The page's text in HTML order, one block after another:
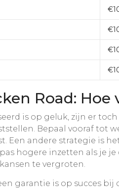
Road:
is op geluk, zijn er
Bepaal vooraf
Een andere strategie is
hogere inzetten als je
te vergroten.
garantie is op succes bij